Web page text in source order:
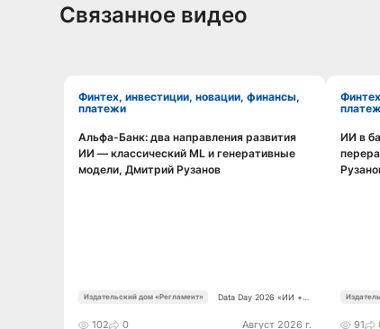
Связанное видео
Финтех, инвестиции, новации, финансы,
платежи
Смотреть видео
Альфа-Банк: два направления развития
ИИ — классический ML и генеративные
модели, Дмитрий Рузанов
Издательский дом «Регламент»
Data Day 2026 «ИИ +
уверенный курс в
102 0 Август 2026 г.
Финтех, инвестиции, новации, финансы,
ИИ в
91